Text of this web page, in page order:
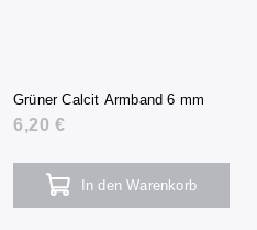
Grüner Calcit Armband 6 mm
6,20 €
In den Warenkorb